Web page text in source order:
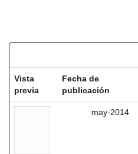
Vista
previa
Fecha de
publicación
may-2014